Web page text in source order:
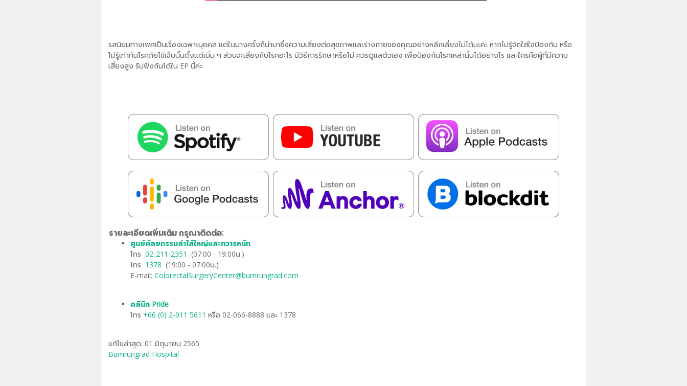
รสนิยมทางเพศเป็นเรื่องเฉพาะบุคคล แต่ในบางครั้งก็นำมาซึ่งความเสี่ยงต่อสุขภาพและร่างกายของคุณอย่างหลีกเลี่ยงไม่ได้นะคะ หากไม่รู้จักใส่ใจป้องกัน หรือ
ไม่รู้เท่าทันโรคภัยไข้เจ็บนั้นตั้งแต่เนิ่น ๆ ส่วนจะเสี่ยงกับโรคอะไร มีวิธีการรักษาหรือไม่ ควรดูแลตัวเอง เพื่อป้องกันโรคเหล่านั้นได้อย่างไร และใครคือผู้ที่มีความ
เสี่ยงสูง รับฟังกันได้ใน EP นี้ค่ะ
รายละเอียดเพิ่มเติม กรุณาติดต่อ:
ศูนย์ศัลยกรรมลำไส้ใหญ่และทวารหนัก
โทร ​02-211-2351
(07:00 - 19:00น.)
โทร ​1378 (19:00 - 07:00น.)
E-mail: ColorectalSurgeryCenter@bumrungrad.com
คลินิก Pride
โทร +66 (0) 2-011 5611 หรือ 02-066-8888 และ 1378
แก้ไขล่าสุด: 01 มิถุนายน 2565
Bumrungrad Hospital